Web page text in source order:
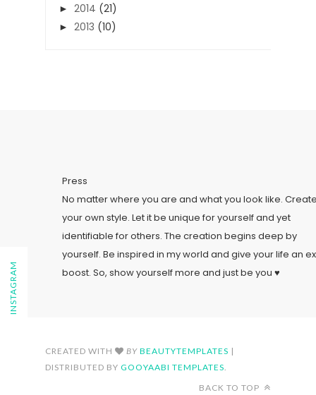
► 2014 (21)
► 2013 (10)
Press
No matter where you are and what you look like.
your own style. Let it be unique for yourself and yet
identifiable for others. The creation begins deep by
yourself. Be inspired in my world and give your life an
boost. So, show yourself more and just be you ♥
FOLLOW ON INSTAGRAM CREATED WITH BY BEAUTYTEMPLATES |
DISTRIBUTED BY GOOYAABI TEMPLATES.
BACK TO TOP